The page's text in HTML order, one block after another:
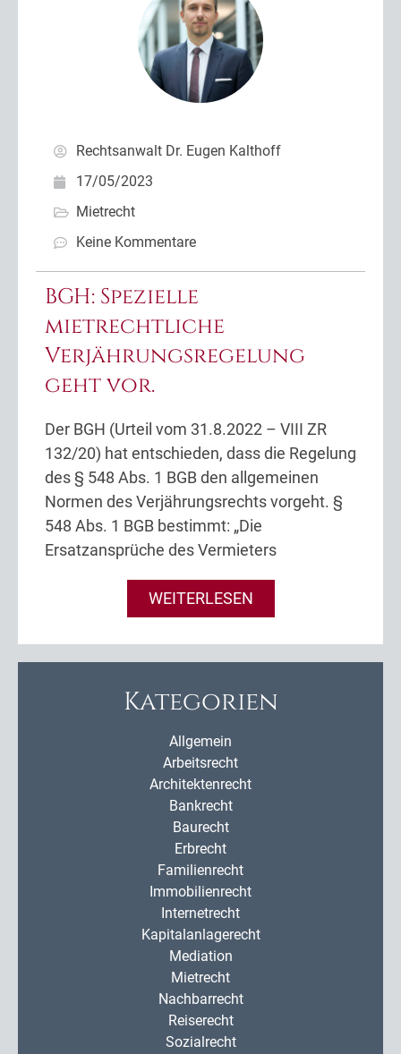
Rechtsanwalt Dr. Eugen Kalthoff
17/05/2023
Mietrecht
Keine Kommentare
BGH: Spezielle
mietrechtliche
Verjährungsregelung
geht vor.
Der BGH (Urteil vom 31.8.2022 – VIII ZR
132/20) hat entschieden, dass die Regelung
des § 548 Abs. 1 BGB den allgemeinen
Normen des Verjährungsrechts vorgeht. §
548 Abs. 1 BGB bestimmt: „Die
Ersatzansprüche des Vermieters
WEITERLESEN
Kategorien
Allgemein
Arbeitsrecht
Architektenrecht
Bankrecht
Baurecht
Erbrecht
Familienrecht
Immobilienrecht
Internetrecht
Kapitalanlagerecht
Mediation
Mietrecht
Nachbarrecht
Reiserecht
Sozialrecht